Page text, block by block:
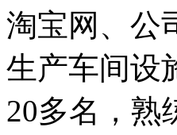
淘宝网、公
生产车间设
20多名，熟